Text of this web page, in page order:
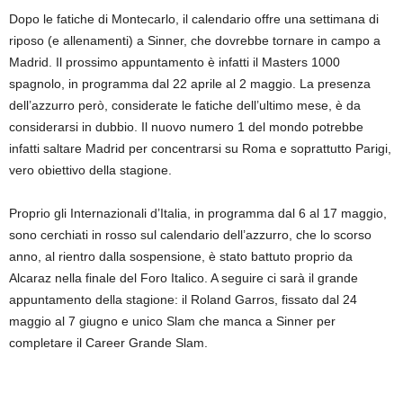
Dopo le fatiche di Montecarlo, il calendario offre una settimana di
riposo (e allenamenti) a Sinner, che dovrebbe tornare in campo a
Madrid. Il prossimo appuntamento è infatti il Masters 1000
spagnolo, in programma dal 22 aprile al 2 maggio. La presenza
dell’azzurro però, considerate le fatiche dell’ultimo mese, è da
considerarsi in dubbio. Il nuovo numero 1 del mondo potrebbe
infatti saltare Madrid per concentrarsi su Roma e soprattutto Parigi,
vero obiettivo della stagione.
Proprio gli Internazionali d’Italia, in programma dal 6 al 17 maggio,
sono cerchiati in rosso sul calendario dell’azzurro, che lo scorso
anno, al rientro dalla sospensione, è stato battuto proprio da
Alcaraz nella finale del Foro Italico. A seguire ci sarà il grande
appuntamento della stagione: il Roland Garros, fissato dal 24
maggio al 7 giugno e unico Slam che manca a Sinner per
completare il Career Grande Slam.